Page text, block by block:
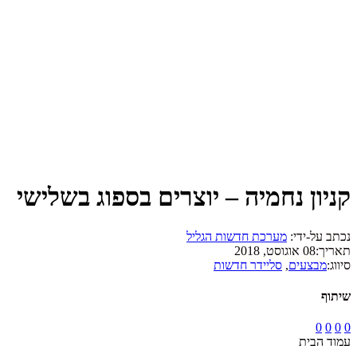
קניון נחמיה – יוצרים בספוג בשלישי
נכתב על-ידי: מערכת חדשות הגליל
תאריך:08 אוגוסט, 2018
סיווג:מבצעים, סליידר חדשות
שיתוף
0
0
0
0
עמוד הבית